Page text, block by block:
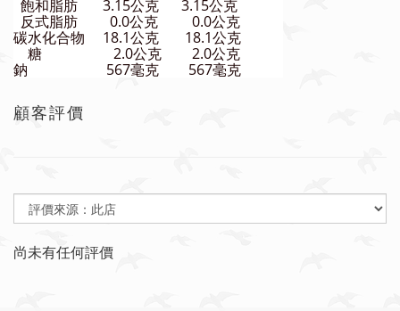
飽和脂肪
3.15公克
3.15公克
反式脂肪
0.0公克
0.0公克
碳水化合物
18.1公克
18.1公克
糖
鈉
2.0公克
567毫克
2.0公克
567毫克
顧客評價
尚未有任何評價